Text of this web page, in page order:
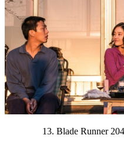
13. Blade Runner